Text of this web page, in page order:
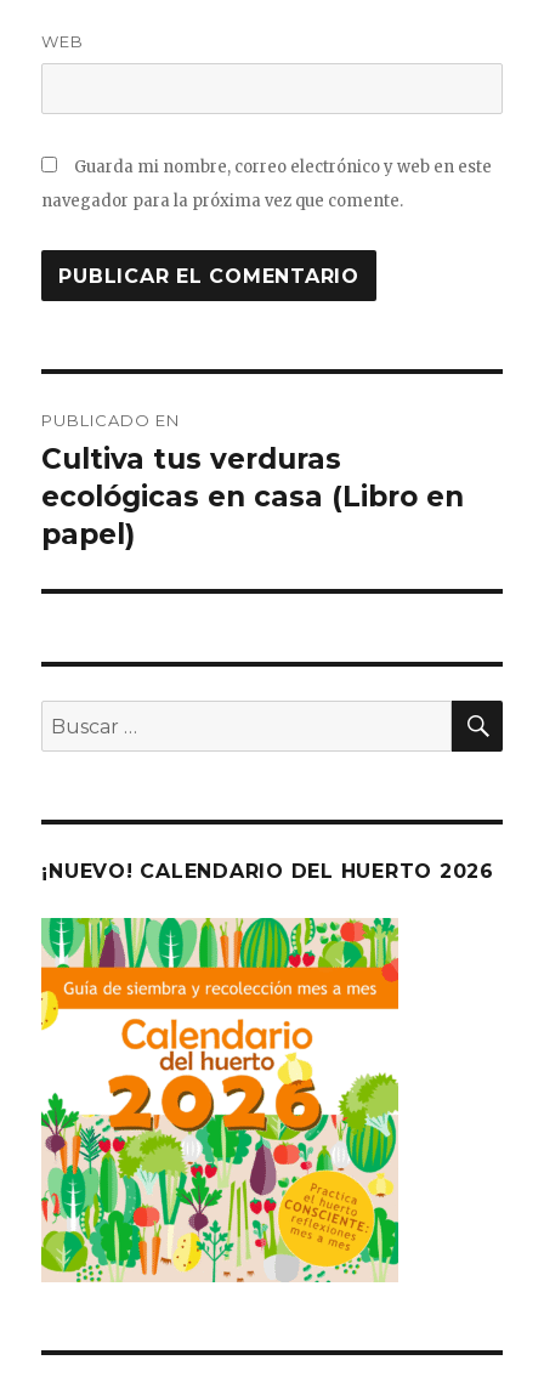
WEB
Guarda mi nombre, correo electrónico y web en este
navegador para la próxima vez que comente.
de
entradas
PUBLICADO EN
Cultiva tus verduras
ecológicas en casa (Libro en
papel)
Buscar
por:
¡NUEVO! CALENDARIO DEL HUERTO 2026